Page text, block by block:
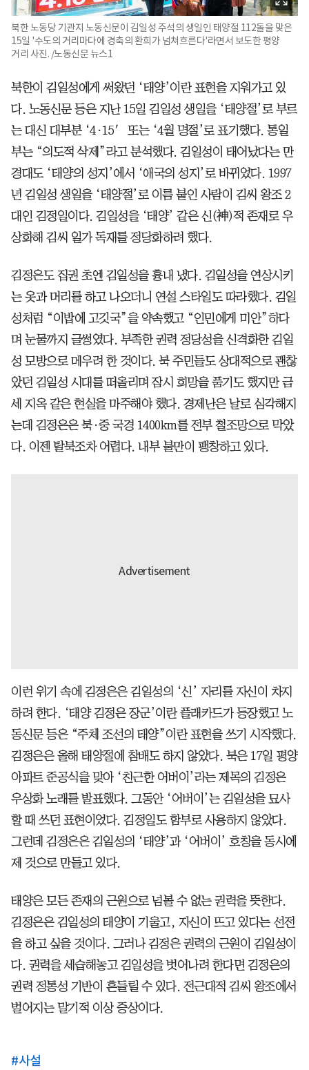
북한 노동당 기관지 노동신문이 김일성 주석의 생일인 태양절 112돌을 맞은
15일 '수도의 거리마다에 경축의 환희가 넘쳐흐른다'라면서 보도한 평양
거리 사진. /노동신문 뉴스1
북한이 김일성에게 써왔던 ‘태양’이란 표현을 지워가고 있
다. 노동신문 등은 지난 15일 김일성 생일을 ‘태양절’로 부르
는 대신 대부분 ‘4·15′ 또는 ‘4월 명절’로 표기했다. 통일
부는 “의도적 삭제”라고 분석했다. 김일성이 태어났다는 만
경대도 ‘태양의 성지’에서 ‘애국의 성지’로 바뀌었다. 1997
년 김일성 생일을 ‘태양절’로 이름 붙인 사람이 김씨 왕조 2
대인 김정일이다. 김일성을 ‘태양’ 같은 신(神)적 존재로 우
상화해 김씨 일가 독재를 정당화하려 했다.
김정은도 집권 초엔 김일성을 흉내 냈다. 김일성을 연상시키
는 옷과 머리를 하고 나오더니 연설 스타일도 따라했다. 김일
성처럼 “이밥에 고깃국”을 약속했고 “인민에게 미안”하다
며 눈물까지 글썽였다. 부족한 권력 정당성을 신격화한 김일
성 모방으로 메우려 한 것이다. 북 주민들도 상대적으로 괜찮
았던 김일성 시대를 떠올리며 잠시 희망을 품기도 했지만 금
세 지옥 같은 현실을 마주해야 했다. 경제난은 날로 심각해지
는데 김정은은 북·중 국경 1400km를 전부 철조망으로 막았
다. 이젠 탈북조차 어렵다. 내부 불만이 팽창하고 있다.
이런 위기 속에 김정은은 김일성의 ‘신’ 자리를 자신이 차지
하려 한다. ‘태양 김정은 장군’이란 플래카드가 등장했고 노
동신문 등은 “주체 조선의 태양”이란 표현을 쓰기 시작했다.
김정은은 올해 태양절에 참배도 하지 않았다. 북은 17일 평양
아파트 준공식을 맞아 ‘친근한 어버이’라는 제목의 김정은
우상화 노래를 발표했다. 그동안 ‘어버이’는 김일성을 묘사
할 때 쓰던 표현이었다. 김정일도 함부로 사용하지 않았다.
그런데 김정은은 김일성의 ‘태양’과 ‘어버이’ 호칭을 동시에
제 것으로 만들고 있다.
태양은 모든 존재의 근원으로 넘볼 수 없는 권력을 뜻한다.
김정은은 김일성의 태양이 기울고, 자신이 뜨고 있다는 선전
을 하고 싶을 것이다. 그러나 김정은 권력의 근원이 김일성이
다. 권력을 세습해놓고 김일성을 벗어나려 한다면 김정은의
권력 정통성 기반이 흔들릴 수 있다. 전근대적 김씨 왕조에서
벌어지는 말기적 이상 증상이다.
#사설